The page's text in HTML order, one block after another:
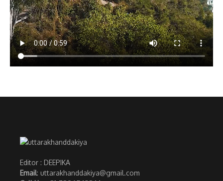
Editor : DEEPIKA
Email: uttarakhanddakiya@gmail.com